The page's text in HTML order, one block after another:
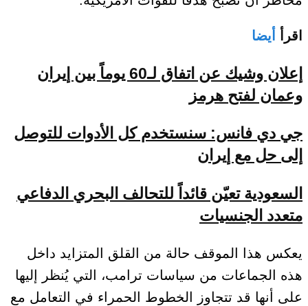
اقرأ أيضا
إعلان وشيك عن اتفاق لـ60 يوماً بين إيران
وعمان لفتح هرمز
جي دي فانس: سنستخدم كل الأدوات للتوصل
إلى حل مع إيران
السعودية تعيّن قائداً للتحالف البحري الدفاعي
متعدد الجنسيات
يعكس هذا الموقف حالة من القلق المتزايد داخل
هذه الجماعات من سياسات ترامب، التي يُنظر إليها
على أنها قد تتجاوز الخطوط الحمراء في التعامل مع